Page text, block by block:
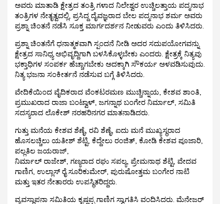
ಅವರು ಮಾತಾಡಿ ಕ್ಷೇತ್ರದ ತಂತ್ರಿ ಗಳಾದ ನಿಲೇಶ್ವರ ಉಚ್ಚಿಲತ್ತಾಯ ಪದ್ಮನಾಭ
ತಂತ್ರಿಗಳ ನೇತೃತ್ವದಲ್ಲಿ, ಪ್ರಸಿದ್ದ ದೈವಜ್ಞರಾದ ಬೇಲ ಪದ್ಮನಾಭ ಶರ್ಮ ಅವರು
ಪ್ರಶ್ನಾ ಚಿಂತನೆ ನಡೆಸಿ ಸೂಕ್ತ ಮಾರ್ಗದರ್ಶನ ನೀಡುವರು ಎಂದು ತಿಳಿಸಿದರು.
ಪ್ರಶ್ನಾ ಚಿಂತನೆಗೆ ಧನಾತ್ಮಕವಾಗಿ ಸ್ಪಂದನೆ ನೀಡಿ ಅದರ ಸದುಪಯೋಗವನ್ನು
ಕ್ಷೇತ್ರದ ಸಾನಿಧ್ಯ ಅಭಿವೃದ್ದಿಗಾಗಿ ಬಳಸಿಕೊಳ್ಳಬೇಕು ಎಂದರು. ಕ್ಷೇತ್ರಕ್ಕೆ ನಿತ್ಯವು
ಭಕ್ತಾಧಿಗಳ ಸಂಪರ್ಕ ಹೆಚ್ಚಾಗಬೇಕು ಅದಕ್ಕಾಗಿ ಸೌಕರ್ಯ ಅಳವಡಿಸುವುದು.
ನಿತ್ಯ ಭಜನಾ ಸಂಕೀರ್ತನೆ ನಡೆಸುವ ಬಗ್ಗೆ ತಿಳಿಸಿದರು.
ವೇದಿಕೆಯಿಂದ ವೈದಿಕರಾದ ವೆಂಕಟರಮಣ ಮುಚ್ಚಿನ್ನಾಯ, ಕೇಶವ ಶಾಂತಿ,
ಪ್ರಮುಖರಾದ ರಾಜಾ ಬಂಟ್ವಾಳ್, ಜಗನ್ನಾಥ ಬಂಗೇರ ನಿರ್ಮಾಲ್, ಸಮಿತಿ
ಸದಸ್ಯರಾದ ಲೊಕೇಶ್ ನರಹರಿನಗರ ಮಾತನಾಡಿದರು.
ಗುತ್ತು ಮನೆಯ ಕೇಶವ ಶೆಣೈ, ರವಿ ಶೆಣೈ, ಐದು ಮನೆ ಮುಖ್ಯಸ್ಥರಾದ
ಹೊಸಲಚ್ಚಿಲು ಯತೀಶ್ ಶೆಟ್ಟಿ, ಕೆದ್ದೇಲು ರಂಜಿತ್, ಕೋಡಿ ಕೇಶವ ಪೂಜಾರಿ,
ಪಲ್ಲತಿಲ ಜಯರಾಜ್,
ನಿರ್ಮಾಲ್ ರಾಜೇಶ್, ಗಣ್ಯರಾದ ರಘು ಸಪಲ್ಯ, ಪ್ರೇಮನಾಥ ಶೆಟ್ಟಿ, ವೇದವ
ಗಾಣಿಗ, ಉಲ್ಲಾಸ್ ರೈ ಸೂರಿಕುಮೇರ್, ಪುರುಷೋತ್ತಮ ಬಂಗೇರ ನಾಟಿ
ಮತ್ತು ಇತರ ನೇತಾರರು ಉಪಸ್ಥಿತರಿದ್ದರು.
ವ್ಯವಸ್ಥಾಪನಾ ಸಮಿತಿಯ ಕೃಷ್ಣಪ್ಪ ಗಾಣಿಗ ಸ್ವಾಗತಿಸಿ ವಂದಿಸಿದರು. ಮೆನೇಜರ್